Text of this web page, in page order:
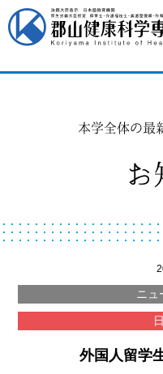
本学全体の最
お
ニュ
外国人留学